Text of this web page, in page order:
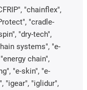
"chainflex",
"cradle-
"dry-tech",
systems", "e-
chain",
"e-skin", "e-
"igear", "iglidur",